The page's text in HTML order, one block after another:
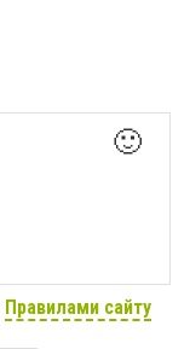
🙂
Правилами сайту